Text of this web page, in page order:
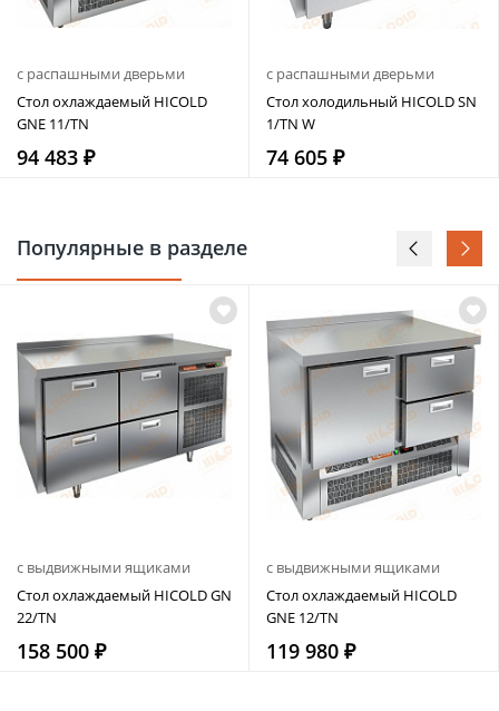
с распашными дверьми
Стол охлаждаемый HICOLD
GNE 11/TN
94 483 ₽
с распашными дверьми
Стол холодильный HICOLD SN
1/TN W
74 605 ₽
Популярные в разделе
с выдвижными ящиками
Стол охлаждаемый HICOLD GN
22/TN
158 500 ₽
с выдвижными ящиками
Стол охлаждаемый HICOLD
GNE 12/TN
119 980 ₽